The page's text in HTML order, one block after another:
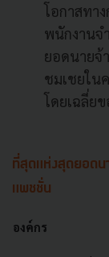
โอกาสทา
พนักงานจ
ยอดนายจ้
ชมเชยใน
โดยเฉลี่ย
ที่สุดแห่งสุดยอดน
แพชชั่น
องค์กร